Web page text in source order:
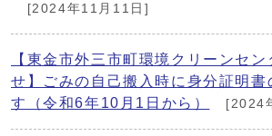
[2024年11月11日]
【東金市外三市町環境クリーンセ
せ】ごみの自己搬入時に身分証明書
す（令和6年10月1日から）
[2024